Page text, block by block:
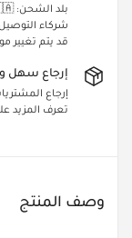
بلد الشحن: 🇸🇦 المملكة العربية السعودية
شركاء
قد يتم تغيير
إرجاع سهل
إرجاع المشتريات
تعرف المزيد
وصف المنتج